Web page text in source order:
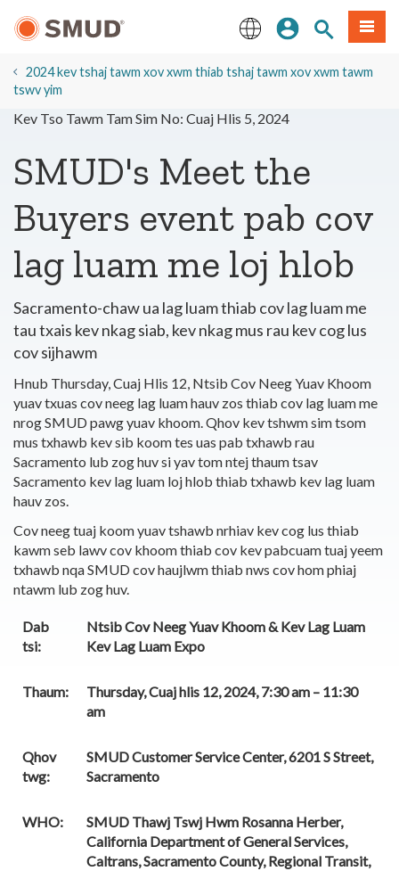
mus
Cov
Ntsiab
Tseem
Kos Npe
Nrhiav
2024 kev tshaj tawm xov xwm thiab tshaj tawm xov xwm tawm
tswv yim
Kev Tso Tawm Tam Sim No: Cuaj Hlis 5, 2024
SMUD's Meet the
Buyers event pab cov
lag luam me loj hlob
Sacramento-chaw ua lag luam thiab cov lag luam me
tau txais kev nkag siab, kev nkag mus rau kev cog lus
cov sijhawm
Hnub Thursday, Cuaj Hlis 12, Ntsib Cov Neeg Yuav Khoom
yuav txuas cov neeg lag luam hauv zos thiab cov lag luam me
nrog SMUD pawg yuav khoom. Qhov kev tshwm sim tsom
mus txhawb kev sib koom tes uas pab txhawb rau
Sacramento lub zog huv si yav tom ntej thaum tsav
Sacramento kev lag luam loj hlob thiab txhawb kev lag luam
hauv zos.
Cov neeg tuaj koom yuav tshawb nrhiav kev cog lus thiab
kawm seb lawv cov khoom thiab cov kev pabcuam tuaj yeem
txhawb nqa SMUD cov haujlwm thiab nws cov hom phiaj
ntawm lub zog huv.
Dab
tsi:
Ntsib Cov Neeg Yuav Khoom & Kev Lag Luam
Kev Lag Luam Expo
Thaum:
Thursday, Cuaj hlis 12, 2024, 7:30 am – 11:30
am
Qhov
twg:
SMUD Customer Service Center, 6201 S Street,
Sacramento
WHO:
SMUD Thawj Tswj Hwm Rosanna Herber,
California Department of General Services,
Caltrans, Sacramento County, Regional Transit,